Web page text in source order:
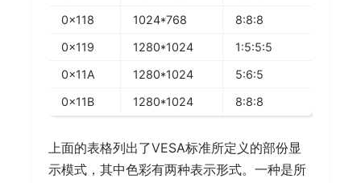
0x118
1024*768
8:8:8
0x119
1280*1024
1:5:5:5
0x11A
1280*1024
5:6:5
0x11B
1280*1024 8:8:8
上面的表格列出了VESA标准所定义的部份显
示模式，其中色彩有两种表示形式。一种是所